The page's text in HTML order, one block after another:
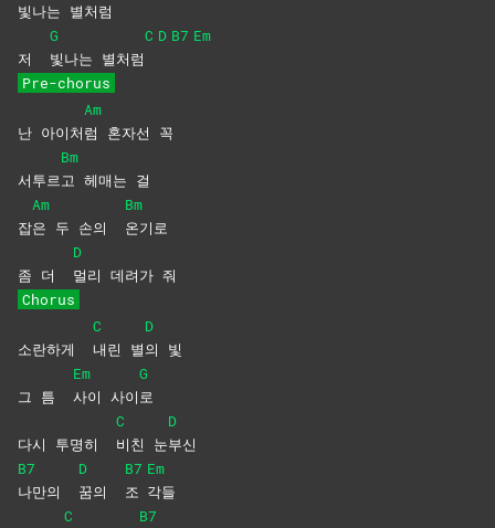
빛나는 별처럼
저
G
빛나는 별처럼
C D B7 Em
Pre-chorus
난 아이처
Am
럼 혼자선 꼭
서투르
Bm
고 헤매는 걸
잡
Am
은 두 손의
Bm
온기로
좀 더
D
멀리 데려가 줘
Chorus
소란하게
C
내린 별
D
의 빛
그 틈
Em
사이 사이
G
로
다시 투명히
C
비친 눈
D
부신
B7
나만의
D
꿈의
B7
조
Em
각들
C
B7